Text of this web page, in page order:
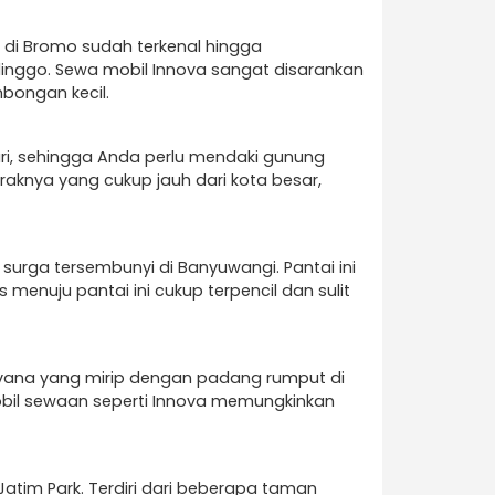
Bromo sudah terkenal hingga
Sewa mobil Innova sangat disarankan
kecil.
sehingga Anda perlu mendaki gunung
yang cukup jauh dari kota besar,
tersembunyi di Banyuwangi. Pantai ini
menuju pantai ini cukup terpencil dan sulit
yang mirip dengan padang rumput di
sewaan seperti Innova memungkinkan
Park. Terdiri dari beberapa taman